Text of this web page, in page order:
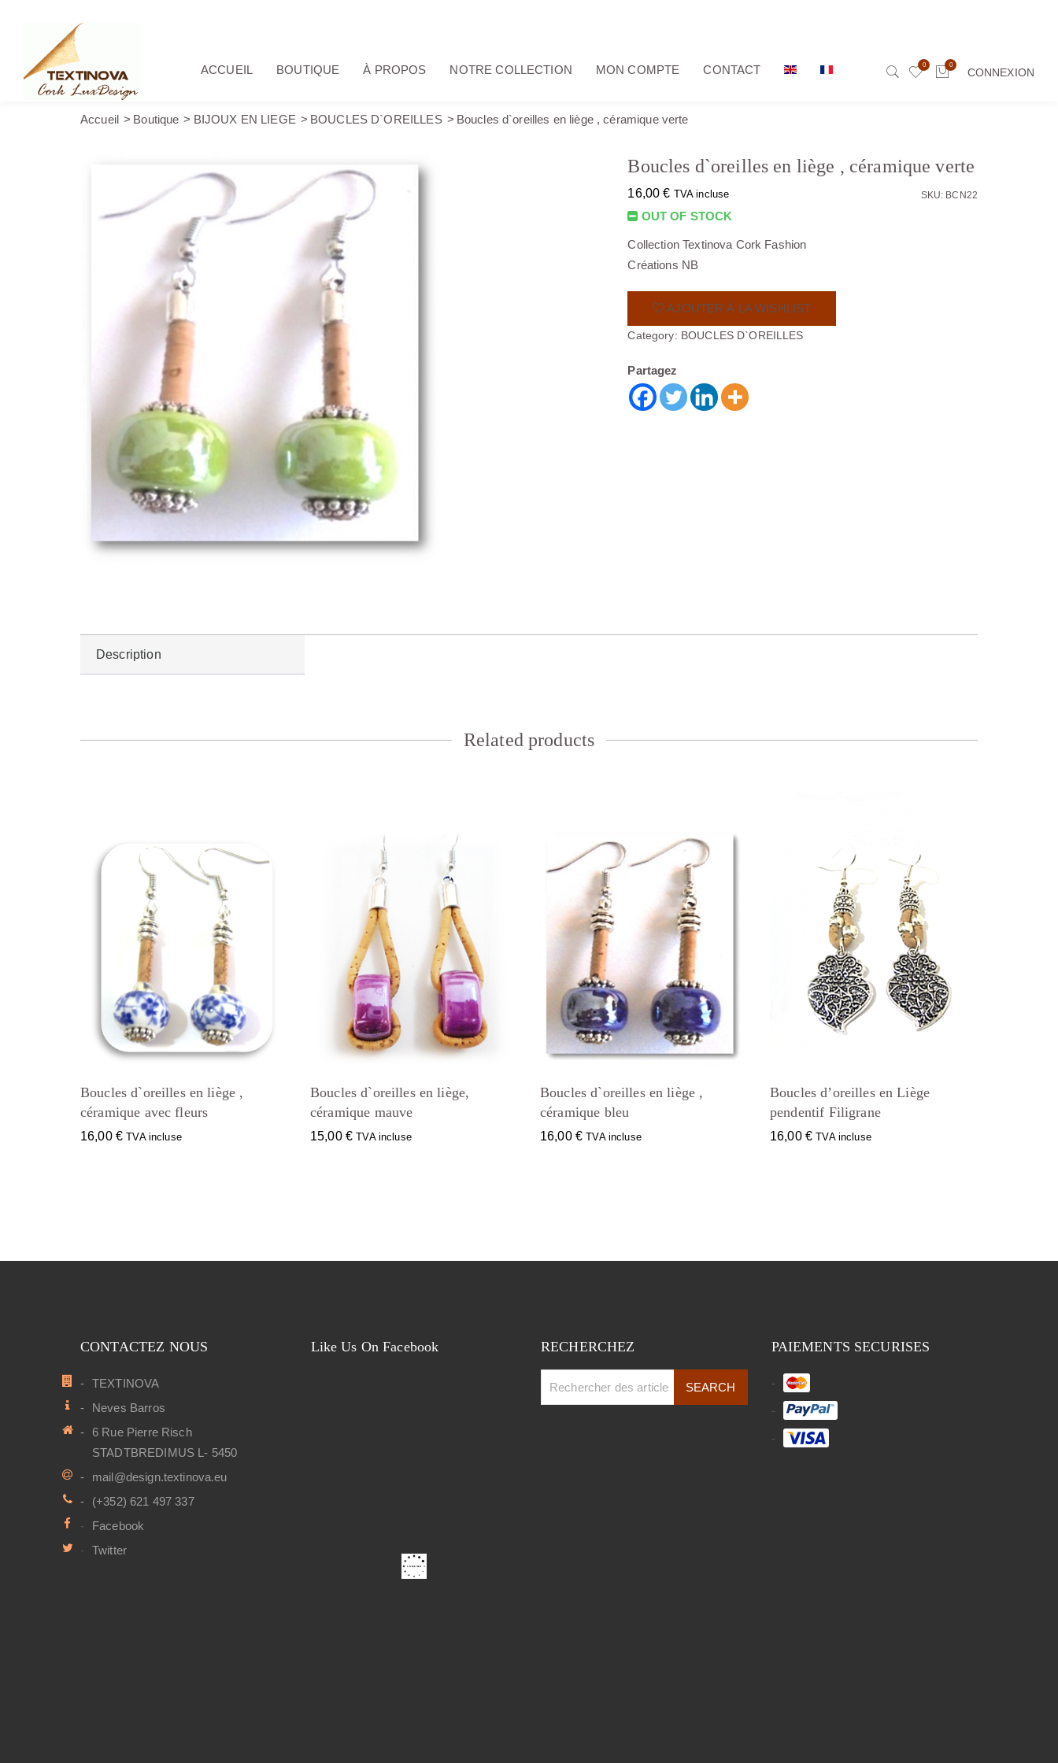
ACCUEIL BOUTIQUE À PROPOS NOTRE COLLECTION MON COMPTE CONTACT 0 0
CONNEXION
Accueil Boutique BIJOUX EN LIEGE BOUCLES D`OREILLES Boucles d`oreilles en liège , céramique verte
Boucles d`oreilles en liège , céramique verte
SKU: BCN22
16,00€ TVA incluse
OUT OF STOCK
Collection Textinova Cork Fashion
Créations NB
AJOUTER À LA WISHLIST
Category: BOUCLES D`OREILLES
Partagez
Description
Related products
Boucles d`oreilles en liège ,
céramique avec fleurs
16,00 € TVA incluse
Boucles d`oreilles en liège,
céramique mauve
15,00 € TVA incluse
Boucles d`oreilles en liège ,
céramique bleu
16,00 € TVA incluse
Boucles d’oreilles en Liège
pendentif Filigrane
16,00 € TVA incluse
CONTACTEZ NOUS
TEXTINOVA
Neves Barros
6 Rue Pierre Risch
STADTBREDIMUS L- 5450
mail@design.textinova.eu
(+352) 621 497 337
Facebook
Twitter
Like Us On Facebook RECHERCHEZ PAIEMENTS SECURISES